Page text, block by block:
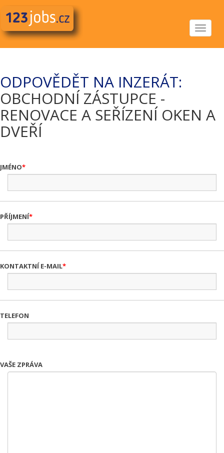
Toggle
ODPOVĚDĚT NA INZERÁT:
OBCHODNÍ ZÁSTUPCE -
RENOVACE A SEŘÍZENÍ OKEN A
DVEŘÍ
JMÉNO
PŘÍJMENÍ
KONTAKTNÍ E-MAIL
TELEFON
VAŠE ZPRÁVA